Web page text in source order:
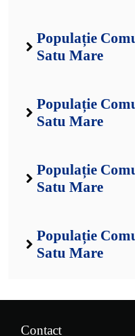
Populație
Satu Mare
Populație
Satu Mare
Populație
Satu Mare
Populație
Satu Mare
Contact